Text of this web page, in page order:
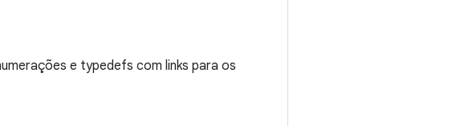
e typedefs com links para os